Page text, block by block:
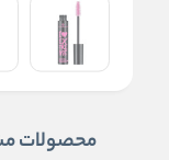
محصولات